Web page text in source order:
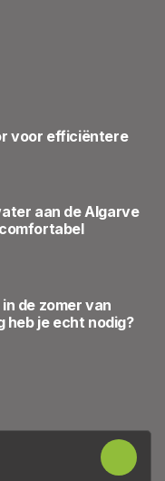
voor efficiëntere
aan de Algarve
de zomer van
heb je echt nodig?